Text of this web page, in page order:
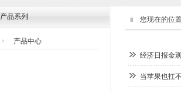
产品系列
产品中心
经济日报金
当苹果也扛
您现在的位置